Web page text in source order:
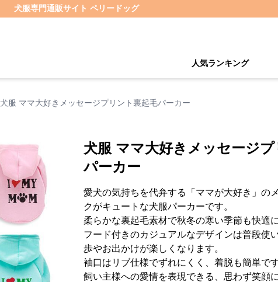
犬服専門通販サイト ペリードッグ
人気ランキング
犬服 ママ大好きメッセージプリント裏起毛パーカー
犬服 ママ大好きメッセージ
パーカー
愛犬の気持ちを代弁する「ママが大好き」の
クがキュートな犬服パーカーです。
柔らかな裏起毛素材で秋冬の寒い季節も快適
フード付きのカジュアルなデザインは普段使
歩やお出かけが楽しくなります。
袖口はリブ仕様でずれにくく、着脱も簡単です
飼い主様への愛情を表現できる、思わず笑顔